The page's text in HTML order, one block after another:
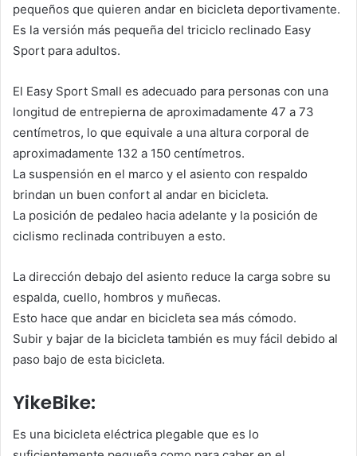
pequeños que quieren andar en bicicleta deportivamente.
Es la versión más pequeña del triciclo reclinado Easy
Sport para adultos.
El Easy Sport Small es adecuado para personas con una
longitud de entrepierna de aproximadamente 47 a 73
centímetros, lo que equivale a una altura corporal de
aproximadamente 132 a 150 centímetros.
La suspensión en el marco y el asiento con respaldo
brindan un buen confort al andar en bicicleta.
La posición de pedaleo hacia adelante y la posición de
ciclismo reclinada contribuyen a esto.
La dirección debajo del asiento reduce la carga sobre su
espalda, cuello, hombros y muñecas.
Esto hace que andar en bicicleta sea más cómodo.
Subir y bajar de la bicicleta también es muy fácil debido al
paso bajo de esta bicicleta.
YikeBike:
Es una bicicleta eléctrica plegable que es lo